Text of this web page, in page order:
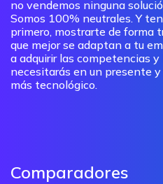
no vendemos ninguna
Somos 100% neutrales. Y
primero, mostrarte de forma
que mejor se adaptan a tu
a adquirir las competencias
necesitarás en un presente
más tecnológico.
Comparadores